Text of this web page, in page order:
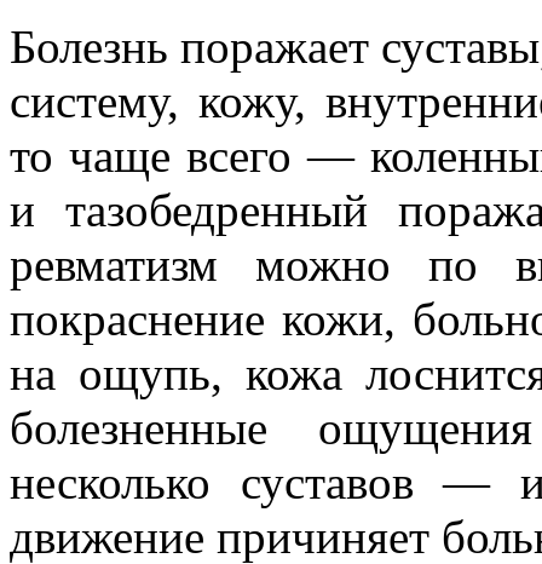
Болезнь поражает
систему, кожу,
то чаще всего —
и тазобедренный
ревматизм можно по
покраснение кожи,
на ощупь, кожа
болезненные
несколько суставов —
движение причиняет